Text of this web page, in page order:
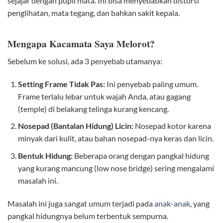
penglihatan, mata tegang, dan bahkan sakit kepala.
Mengapa Kacamata Saya Melorot?
Sebelum ke solusi, ada 3 penyebab utamanya:
Setting Frame Tidak Pas:Ini penyebab paling umum.
Frame terlalu lebar untuk wajah Anda, atau gagang
(temple) di belakang telinga kurang kencang.
Nosepad (Bantalan Hidung) Licin:Nosepad kotor karena
minyak dari kulit, atau bahan nosepad-nya keras dan licin.
Bentuk Hidung:Beberapa orang dengan pangkal hidung
yang kurang mancung (low nose bridge) sering mengalami
masalah ini.
Masalah ini juga sangat umum terjadi padaanak-anak , yang
pangkal hidungnya belum terbentuk sempurna.